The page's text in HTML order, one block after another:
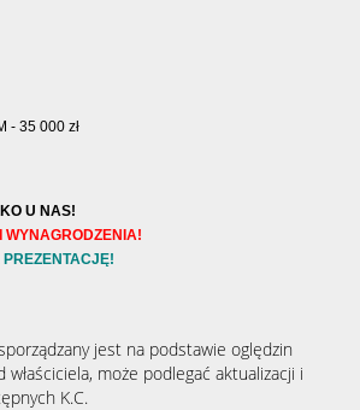
- 35 000 zł
U NAS!
WYNAGRODZENIA!
jest na podstawie oględzin
może podlegać aktualizacji i
K.C.